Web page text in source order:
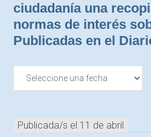
ciudadanía una
normas de interés
Publicadas en el
Publicada/s el 11 de abril